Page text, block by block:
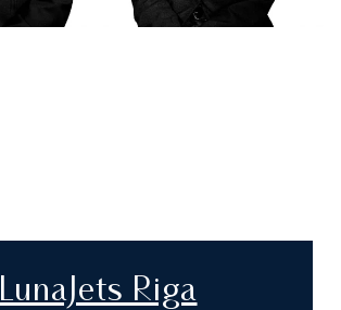
LunaJets Riga